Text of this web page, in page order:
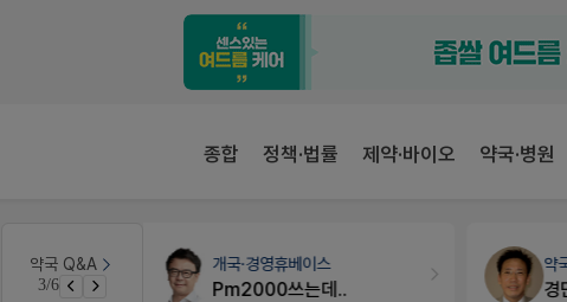
종합 정책·법률 제약·바이오 약국·병원
약국 Q&A
3/6
국 디자인 개국·경영휴베이스
Pm2000쓰는데..
약